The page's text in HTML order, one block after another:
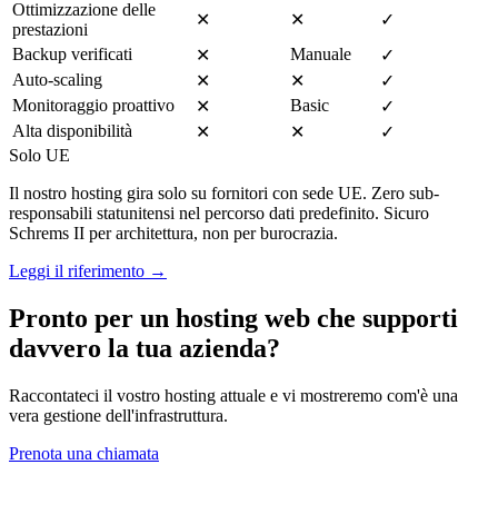
Ottimizzazione delle
prestazioni
✕ ✕
✓
Backup verificati
✕ Manuale
✓
Auto-scaling
✕ ✕
✓
Monitoraggio proattivo
✕ Basic
✓
Alta disponibilità
✕ ✕
✓
Solo UE
Il nostro hosting gira solo su fornitori con sede UE. Zero sub-
responsabili statunitensi nel percorso dati predefinito. Sicuro
Schrems II per architettura, non per burocrazia.
Leggi il riferimento →
Pronto per un hosting web che supporti
davvero la tua azienda?
Raccontateci il vostro hosting attuale e vi mostreremo com'è una
vera gestione dell'infrastruttura.
Prenota una chiamata